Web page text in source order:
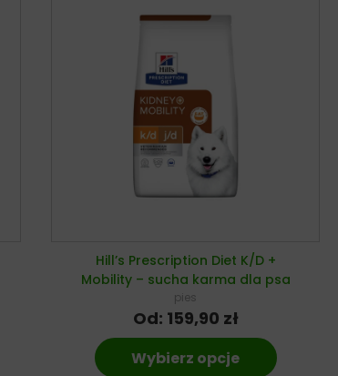
Hill’s Prescription Diet K/D +
Mobility – sucha karma dla psa
pies
Od: 159,90 zł
Wybierz opcje